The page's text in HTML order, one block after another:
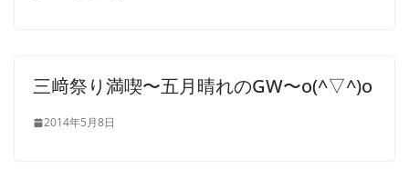
三﨑祭り満喫〜五月晴れのGW〜o(^▽^)o
2014年5月8日